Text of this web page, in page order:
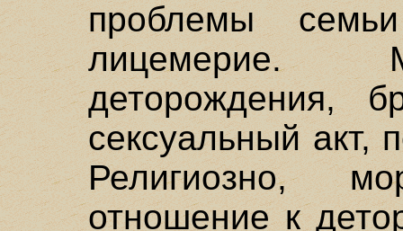
проблемы
лицемерие.
деторождения,
сексуальный акт,
Религиозно,
отношение к